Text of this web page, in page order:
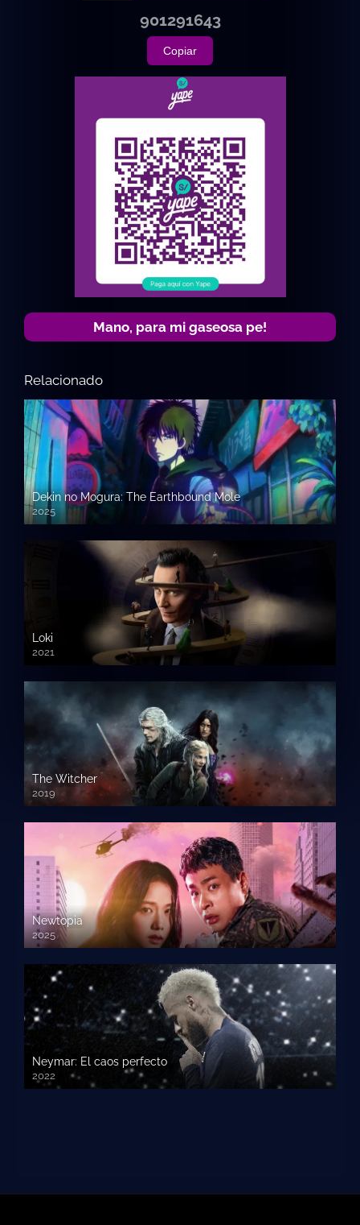
901291643
Copiar
Mano, para mi gaseosa pe!
Relacionado
Dekin no Mogura: The Earthbound Mole
2025
Loki
2021
The Witcher
2019
Newtopia
2025
Neymar: El caos perfecto
2022